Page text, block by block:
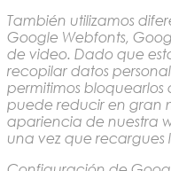
También utilizamos
Google Webfonts,
de video. Dado que
recopilar datos
permitimos bloquearlos
puede reducir en gran
apariencia de nuestra
una vez que recargues